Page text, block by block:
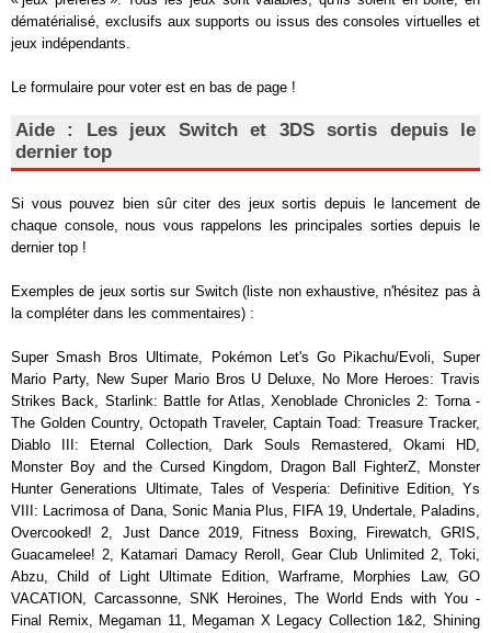
dématérialisé, exclusifs aux supports ou issus des consoles virtuelles et
jeux indépendants.
Le formulaire pour voter est en bas de page !
Aide : Les jeux Switch et 3DS sortis depuis le
dernier top
Si vous pouvez bien sûr citer des jeux sortis depuis le lancement de
chaque console, nous vous rappelons les principales sorties depuis le
dernier top !
Exemples de jeux sortis sur Switch (liste non exhaustive, n'hésitez pas à
la compléter dans les commentaires) :
Super Smash Bros Ultimate, Pokémon Let's Go Pikachu/Evoli, Super
Mario Party, New Super Mario Bros U Deluxe, No More Heroes: Travis
Strikes Back, Starlink: Battle for Atlas, Xenoblade Chronicles 2: Torna -
The Golden Country, Octopath Traveler, Captain Toad: Treasure Tracker,
Diablo III: Eternal Collection, Dark Souls Remastered, Okami HD,
Monster Boy and the Cursed Kingdom, Dragon Ball FighterZ, Monster
Hunter Generations Ultimate, Tales of Vesperia: Definitive Edition, Ys
VIII: Lacrimosa of Dana, Sonic Mania Plus, FIFA 19, Undertale, Paladins,
Overcooked! 2, Just Dance 2019, Fitness Boxing, Firewatch, GRIS,
Guacamelee! 2, Katamari Damacy Reroll, Gear Club Unlimited 2, Toki,
Abzu, Child of Light Ultimate Edition, Warframe, Morphies Law, GO
VACATION, Carcassonne, SNK Heroines, The World Ends with You -
Final Remix, Megaman 11, Megaman X Legacy Collection 1&2, Shining